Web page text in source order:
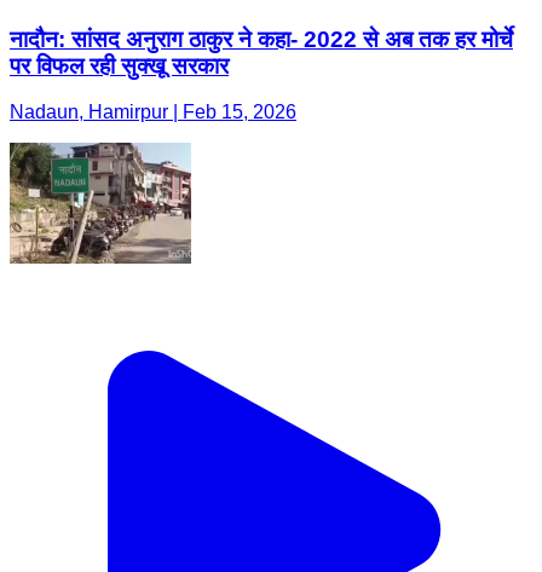
नादौन: सांसद अनुराग ठाकुर ने कहा- 2022 से अब तक हर मोर्चे
पर विफल रही सुक्खू सरकार
Nadaun, Hamirpur | Feb 15, 2026